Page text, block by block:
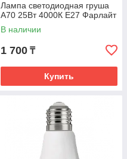
Лампа светодиодная груша
А70 25Вт 4000К Е27 Фарлайт
В наличии
1 700 ₸
Купить